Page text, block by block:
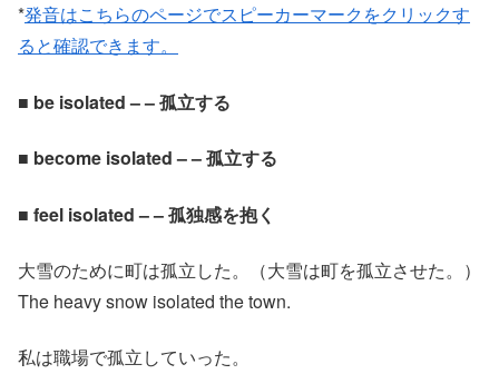
*発音はこちらのページでスピーカーマークをクリックす
ると確認できます。
■ be isolated – – 孤立する
■ become isolated – – 孤立する
■ feel isolated – – 孤独感を抱く
大雪のために町は孤立した。（大雪は町を孤立させた。）
The heavy snow isolated the town.
私は職場で孤立していった。